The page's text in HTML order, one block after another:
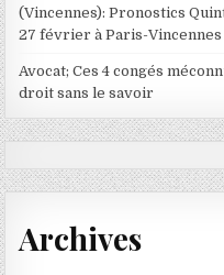
(Vincennes): Pronostics
27 février à Paris-Vincennes
Avocat; Ces 4 congés
droit sans le savoir
Archives